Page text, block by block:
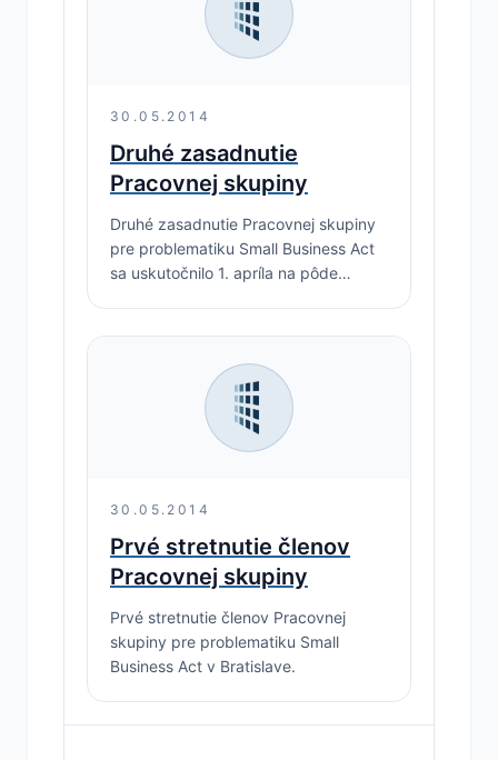
30.05.2014
Druhé zasadnutie
Pracovnej skupiny
Druhé zasadnutie Pracovnej skupiny
pre problematiku Small Business Act
sa uskutočnilo 1. apríla na pôde
30.05.2014
Prvé stretnutie členov
Pracovnej skupiny
Prvé stretnutie členov Pracovnej
skupiny pre problematiku Small
Business Act v Bratislave.